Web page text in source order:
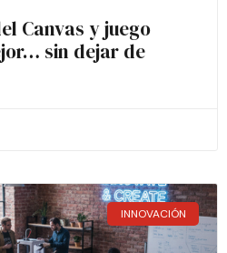
Canvas y juego
sin dejar de
INNOVACIÓN